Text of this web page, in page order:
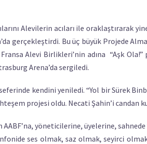
Alevilerin acıları ile oraklaştırarak
gerçekleştirdi. Bu üç büyük Projede
Fransa Alevi Birlikleri’nin adına “Aşk
Arena’da sergiledi.
kendini yeniledi. “Yol bir Sürek
projesi oldu. Necati Şahin’i candan
yöneticilerine, üyelerine,
ses olmak, saz olmak, seyirci